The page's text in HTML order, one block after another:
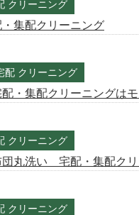
クリーニング
集配クリーニング
配 クリーニング
・集配クリーニングは
クリーニング
丸洗い 宅配・集配クリ
クリーニング